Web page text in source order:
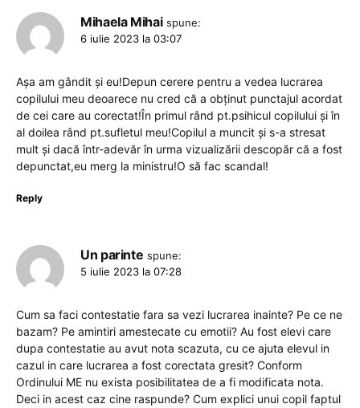
Mihaela Mihai spune:
6 iulie 2023 la 03:07
Așa am gândit și eu!Depun cerere pentru a vedea lucrarea
copilului meu deoarece nu cred că a obținut punctajul acordat
de cei care au corectat!În primul rând pt.psihicul copilului și în
al doilea rând pt.sufletul meu!Copilul a muncit și s-a stresat
mult și dacă într-adevăr în urma vizualizării descopăr că a fost
depunctat,eu merg la ministru!O să fac scandal!
Reply
Un parinte spune:
5 iulie 2023 la 07:28
Cum sa faci contestatie fara sa vezi lucrarea inainte? Pe ce ne
bazam? Pe amintiri amestecate cu emotii? Au fost elevi care
dupa contestatie au avut nota scazuta, cu ce ajuta elevul in
cazul in care lucrarea a fost corectata gresit? Conform
Ordinului ME nu exista posibilitatea de a fi modificata nota.
Deci in acest caz cine raspunde? Cum explici unui copil faptul